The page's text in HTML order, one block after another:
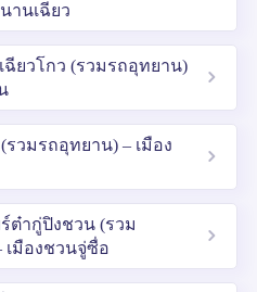
านเฉียว
ฉียวโกว (รวมรถอุทยาน)
รวมรถอุทยาน) – เมือง
ต๋ากู่ปิงชวน (รวม
เมืองชวนจู่ซื่อ